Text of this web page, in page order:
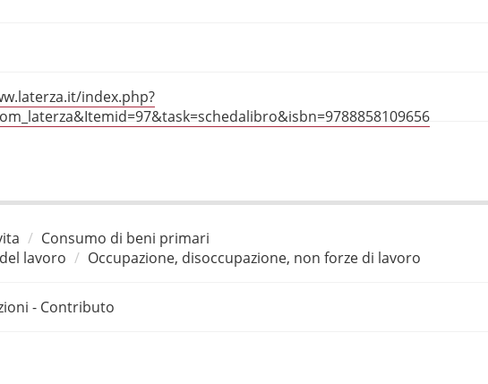
index.php?
Consumo di beni primari
lavoro
Occupazione, disoccupazione, non forze di lavoro
- Contributo